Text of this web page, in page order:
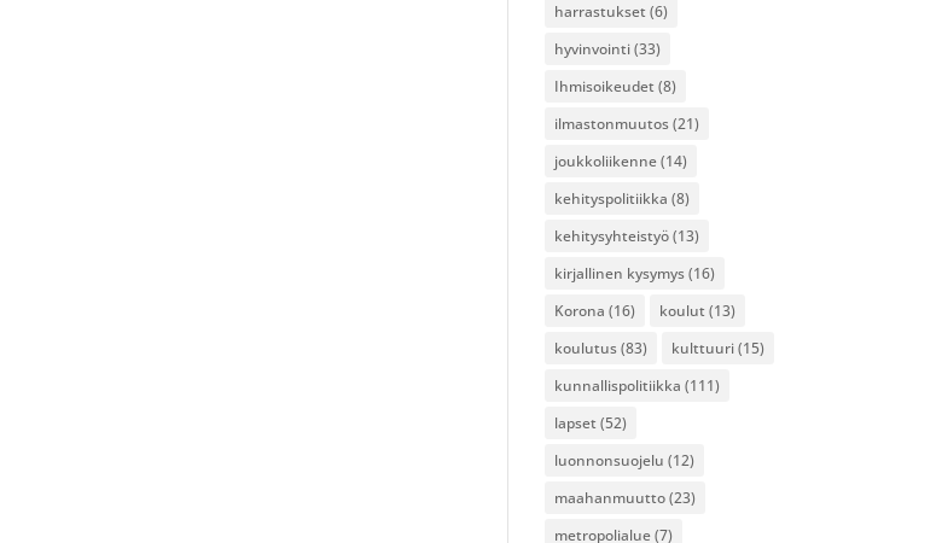
harrastukset (6)
hyvinvointi(33)
Ihmisoikeudet (8)
ilmastonmuutos(21)
joukkoliikenne(14)
kehityspolitiikka (8)
kehitysyhteistyö(13)
kirjallinen kysymys(16)
Korona (16) koulut (13)
koulutus(83) kulttuuri(15)
kunnallispolitiikka (111)
lapset (52)
luonnonsuojelu (12)
maahanmuutto(23)
metropolialue(7)